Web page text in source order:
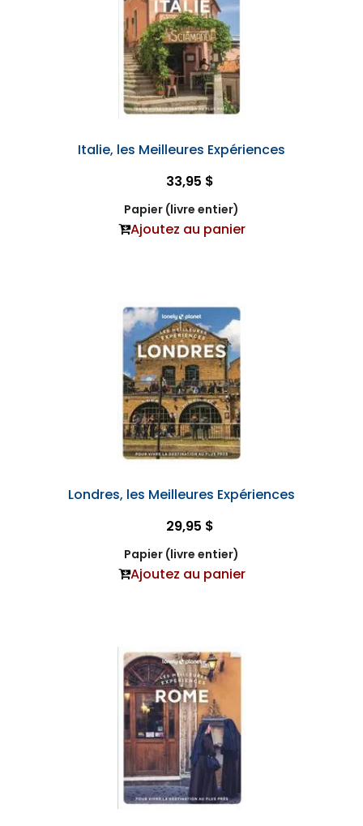
Italie, les Meilleures Expériences
33,95 $
Papier (livre entier)
Ajoutez au panier
Londres, les Meilleures Expériences
29,95 $
Papier (livre entier)
Ajoutez au panier